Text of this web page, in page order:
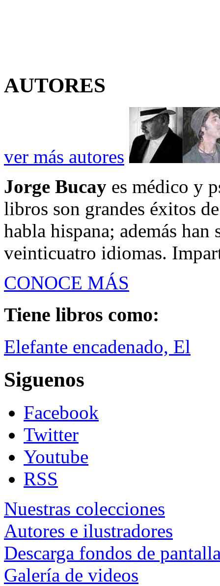
AUTORES
ver más autores
Jorge Bucay es médico y
libros son grandes éxitos
habla hispana; además
veinticuatro idiomas.
CONOCE MÁS
Tiene libros como:
Elefante encadenado, El
Siguenos
Facebook
Twitter
Youtube
RSS
Nuestras colecciones
Autores e ilustradores
Descarga fondos de
Galería de videos